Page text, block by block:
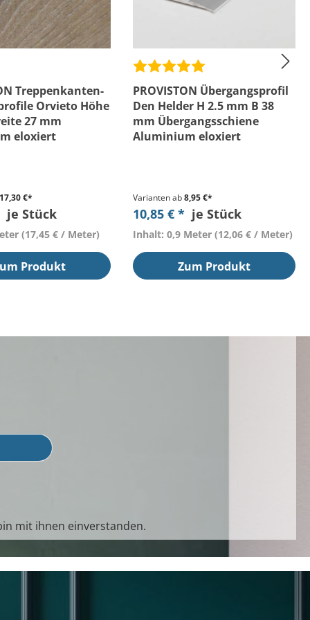
Treppenkanten-
Orvieto Höhe
27 mm
eloxiert
€*
je Stück
(17,45 € / Meter)
Produkt
PROVISTON Übergangsprofil
Den Helder H 2.5 mm B 38
mm Übergangsschiene
Aluminium eloxiert
Varianten ab8,95 €*
10,85 € * je Stück
Inhalt: 0,9 Meter (12,06 € / Meter)
Zum Produkt
mit ihnen einverstanden.